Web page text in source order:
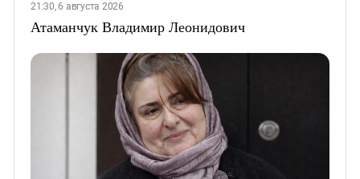
21:30, 6 августа 2026
Атаманчук Владимир Леонидович